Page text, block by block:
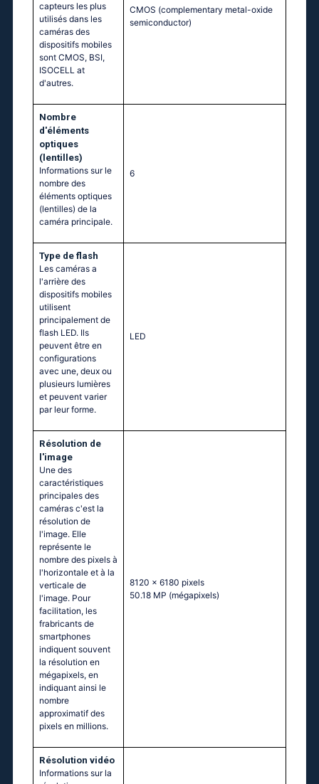
capteurs les plus
utilisés dans les
caméras des
dispositifs mobiles
sont CMOS, BSI,
ISOCELL at
d'autres.
CMOS (complementary metal-oxide
semiconductor)
Nombre
d'éléments
optiques
(lentilles)
Informations sur le
nombre des
éléments optiques
(lentilles) de la
caméra principale.
6
Type de flash
Les caméras a
l'arrière des
dispositifs mobiles
utilisent
principalement de
flash LED. Ils
peuvent être en
configurations
avec une, deux ou
plusieurs lumières
et peuvent varier
par leur forme.
LED
Résolution de
l'image
Une des
caractéristiques
principales des
caméras c'est la
résolution de
l'image. Elle
représente le
nombre des pixels à
l'horizontale et à la
verticale de
l'image. Pour
facilitation, les
frabricants de
smartphones
indiquent souvent
la résolution en
mégapixels, en
indiquant ainsi le
nombre
approximatif des
pixels en millions.
8120 x 6180 pixels
50.18 MP (mégapixels)
Résolution vidéo
Informations sur la